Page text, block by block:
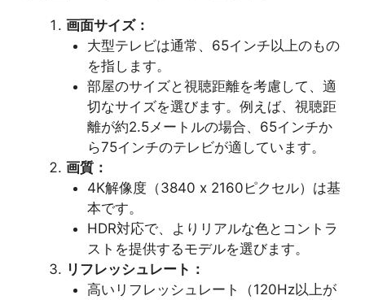
画面サイズ：
大型テレビは通常、65インチ以上のもの
を指します。
部屋のサイズと視聴距離を考慮して、適
切なサイズを選びます。例えば、視聴距
離が約2.5メートルの場合、65インチか
ら75インチのテレビが適しています。
画質：
4K解像度（3840 x 2160ピクセル）は基
本です。
HDR対応で、よりリアルな色とコントラ
ストを提供するモデルを選びます。
リフレッシュレート：
高いリフレッシュレート（120Hz以上が